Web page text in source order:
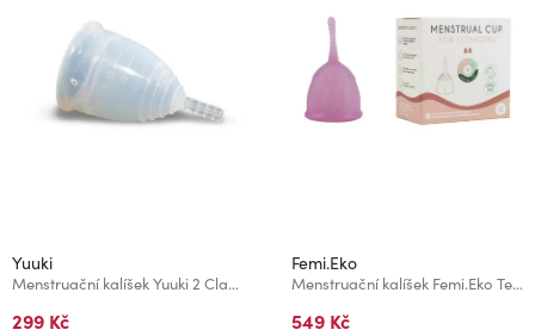
Yuuki
Menstruační kalíšek Yuuki 2 Classic Economic
299 Kč
Femi.Eko
Menstruační kalíšek Femi.Eko Teen Lila vel. XS
549 Kč